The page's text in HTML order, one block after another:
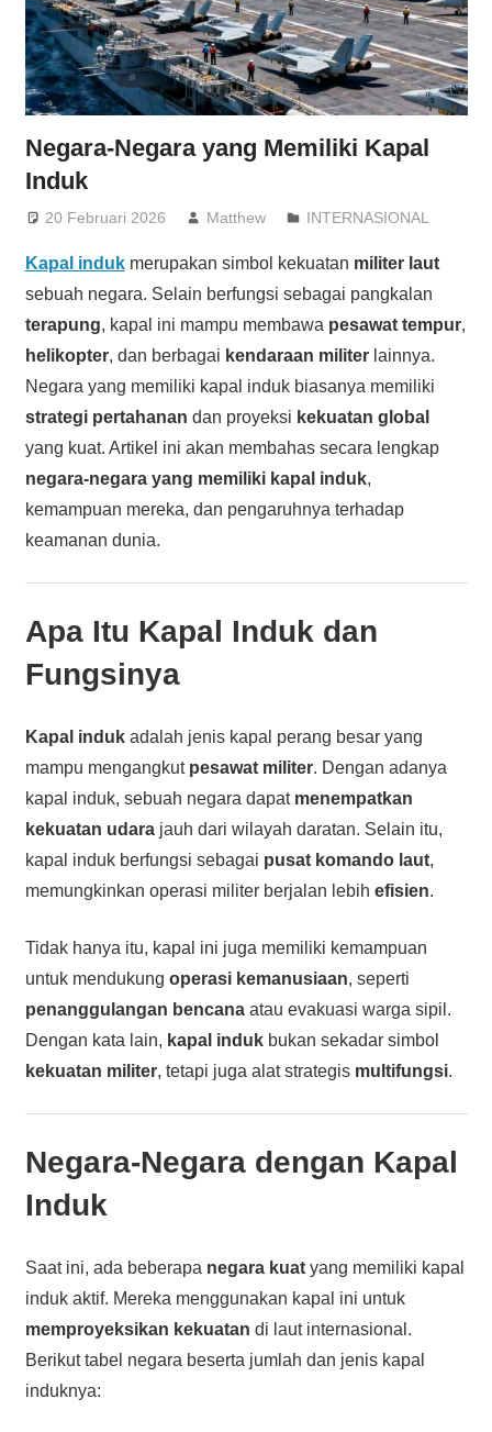
Negara-Negara yang Memiliki Kapal
Induk
20 Februari 2026 Matthew INTERNASIONAL
Kapal indukmerupakan simbol kekuatan militer laut
sebuah negara. Selain berfungsi sebagai pangkalan
terapung, kapal ini mampu membawa pesawat tempur,
helikopter, dan berbagai kendaraan militerlainnya.
Negara yang memiliki kapal induk biasanya memiliki
strategi pertahanan dan proyeksi kekuatan global
yang kuat. Artikel ini akan membahas secara lengkap
negara-negara yang memiliki kapal induk,
kemampuan mereka, dan pengaruhnya terhadap
keamanan dunia.
Apa Itu Kapal Induk dan
Fungsinya
Kapal indukadalah jenis kapal perang besar yang
mampu mengangkut pesawat militer. Dengan adanya
kapal induk, sebuah negara dapat menempatkan
kekuatan udarajauh dari wilayah daratan. Selain itu,
kapal induk berfungsi sebagai pusat komando laut,
memungkinkan operasi militer berjalan lebih efisien.
Tidak hanya itu, kapal ini juga memiliki kemampuan
untuk mendukung operasi kemanusiaan, seperti
penanggulangan bencanaatau evakuasi warga sipil.
Dengan kata lain, kapal indukbukan sekadar simbol
kekuatan militer, tetapi juga alat strategis multifungsi.
Negara-Negara dengan Kapal
Induk
Saat ini, ada beberapa negara kuatyang memiliki kapal
induk aktif. Mereka menggunakan kapal ini untuk
memproyeksikan kekuatan di laut internasional.
Berikut tabel negara beserta jumlah dan jenis kapal
induknya: